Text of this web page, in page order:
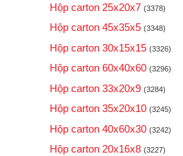
Hộp carton 25x20x7 (3378)
Hộp carton 45x35x5 (3348)
Hộp carton 30x15x15 (3326)
Hộp carton 60x40x60 (3296)
Hộp carton 33x20x9 (3284)
Hộp carton 35x20x10 (3245)
Hộp carton 40x60x30 (3242)
Hộp carton 20x16x8 (3227)